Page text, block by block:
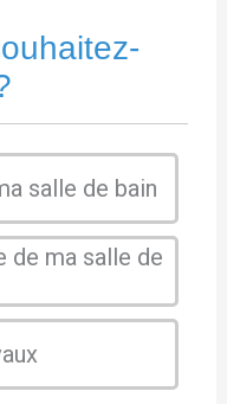
salle de bain
de ma salle de